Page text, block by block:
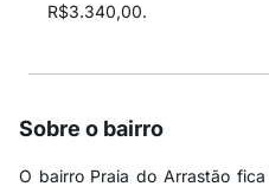
R$3.340,00.
Sobre o bairro
O bairro Praia do Arrastão